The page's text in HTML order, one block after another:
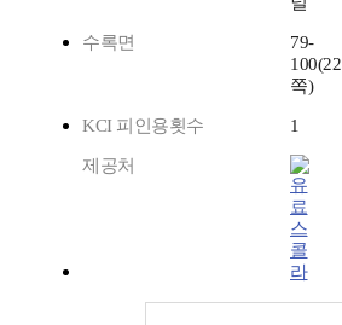
수록면
79-
100(22
쪽)
KCI 피인용횟수 1
제공처
스
콜
라